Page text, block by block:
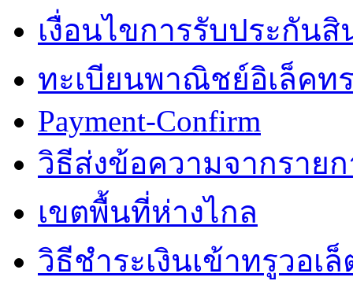
เงื่อนไขการรับประกันสิ
ทะเบียนพาณิชย์อิเล็คท
Payment-Confirm
วิธีส่งข้อความจากราย
เขตพื้นที่ห่างไกล
วิธีชำระเงินเข้าทรูวอเล็